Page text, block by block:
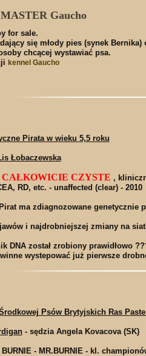
Gaucho
for sale.
się młody pies (synek
chcącej wystawiać psa.
kennel Gaucho
Pirata w wieku 5,5 roku
Łobaczewska
CAŁKOWICIE CZYSTE ,
RD, etc. - unaffected (clear) - 2010
ma zdiagnozowane genetycznie
i najdrobniejszej zmiany na
DNA został zrobiony prawidłowo
wystepować już pierwsze
Psów Brytyjskich Ras
- sędzia Angela Kovacova (SK)
- MR.BURNIE - kl.